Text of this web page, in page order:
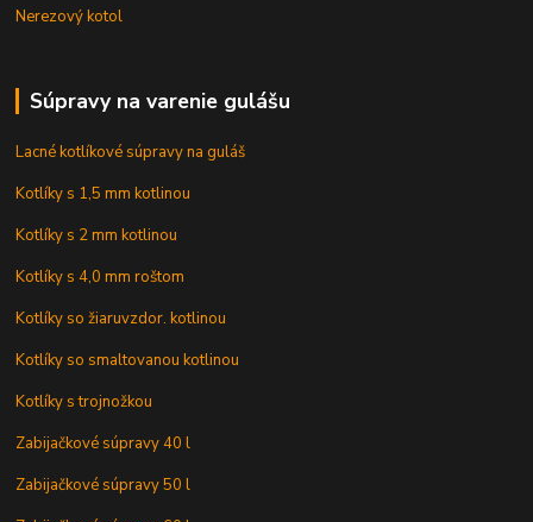
Nerezový kotol
Súpravy na varenie gulášu
Lacné kotlíkové súpravy na guláš
Kotlíky s 1,5 mm kotlinou
Kotlíky s 2 mm kotlinou
Kotlíky s 4,0 mm roštom
Kotlíky so žiaruvzdor. kotlinou
Kotlíky so smaltovanou kotlinou
Kotlíky s trojnožkou
Zabijačkové súpravy 40 l
Zabijačkové súpravy 50 l